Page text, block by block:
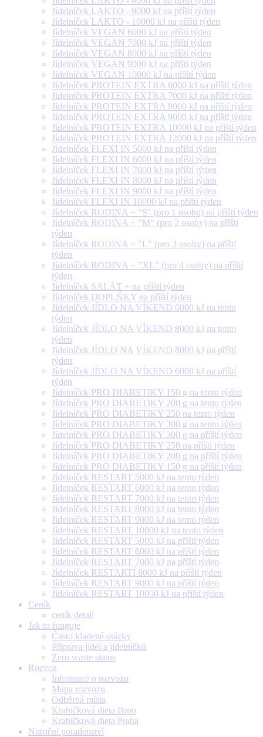
Jídelníček LAKTO - 9000 kJ na příští týden
Jídelníček LAKTO - 10000 kJ na příští týden
Jídelníček VEGAN 6000 kJ na příští týden
Jídelníček VEGAN 7000 kJ na příští týden
Jídelníček VEGAN 8000 kJ na příští týden
Jídelníček VEGAN 9000 kJ na příští týden
Jídelníček VEGAN 10000 kJ na příští týden
Jídelníček PROTEIN EXTRA 6000 kJ na příští týden
Jídelníček PROTEIN EXTRA 7000 kJ na příští týden
Jídelníček PROTEIN EXTRA 8000 kJ na příští týden
Jídelníček PROTEIN EXTRA 9000 kJ na příští týden
Jídelníček PROTEIN EXTRA 10000 kJ na příští týden
Jídelníček PROTEIN EXTRA 12000 kJ na příští týden
Jídelníček FLEXI IN 5000 kJ na příští týden
Jídelníček FLEXI IN 6000 kJ na příští týden
Jídelníček FLEXI IN 7000 kJ na příští týden
Jídelníček FLEXI IN 8000 kJ na příští týden
Jídelníček FLEXI IN 9000 kJ na příští týden
Jídelníček FLEXI IN 10000 kJ na příští týden
Jídelníček RODINA + "S" (pro 1 osobu) na příští týden
Jídelníček RODINA + "M" (pro 2 osoby) na příští
týden
Jídelníček RODINA + "L" (pro 3 osoby) na příští
týden
Jídelníček RODINA + "XL" (pro 4 osoby) na příští
týden
Jídelníček SALÁT + na příští týden
Jídelníček DOPLŇKY na příští týden
Jídelníček JÍDLO NA VÍKEND 6000 kJ na tento
týden
Jídelníček JÍDLO NA VÍKEND 8000 kJ na tento
týden
Jídelníček JÍDLO NA VÍKEND 8000 kJ na příští
týden
Jídelníček JÍDLO NA VÍKEND 6000 kJ na příští
týden
Jídelníček PRO DIABETIKY 150 g na tento týden
Jídelníček PRO DIABETIKY 200 g na tento týden
Jídelníček PRO DIABETIKY 250 na tento týden
Jídelníček PRO DIABETIKY 300 g na tento týden
Jídelníček PRO DIABETIKY 300 g na příští týden
Jídelníček PRO DIABETIKY 250 na příští týden
Jídelníček PRO DIABETIKY 200 g na příští týden
Jídelníček PRO DIABETIKY 150 g na příští týden
Jídelníček RESTART 5000 kJ na tento týden
Jídelníček RESTART 6000 kJ na tento týden
Jídelníček RESTART 7000 kJ na tento týden
Jídelníček RESTART 8000 kJ na tento týden
Jídelníček RESTART 9000 kJ na tento týden
Jídelníček RESTART 10000 kJ na tento týden
Jídelníček RESTART 5000 kJ na příští týden
Jídelníček RESTART 6000 kJ na příští týden
Jídelníček RESTART 7000 kJ na příští týden
Jídelníček RESTARTÍ 8000 kJ na příští týden
Jídelníček RESTART 9000 kJ na příští týden
Jídelníček RESTART 10000 kJ na příští týden
Ceník
ceník detail
Jak to funguje
Často kladené otázky
Příprava jídel a jídelníčků
Zero waste status
Rozvoz
Informace o rozvozu
Mapa rozvozu
Odběrná místa
Krabičková dieta Brno
Krabičková dieta Praha
Nutriční poradenství